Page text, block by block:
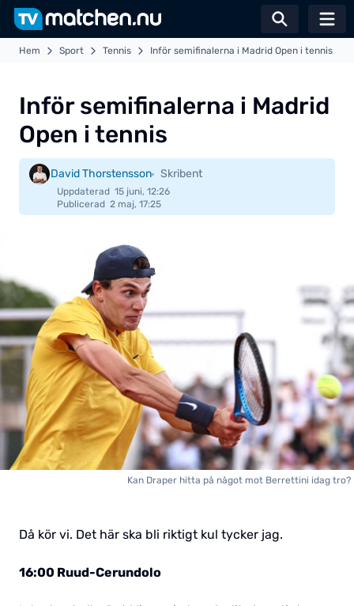
Växla
Hem Sport Tennis Inför semifinalerna i Madrid Open i tennis
Inför semifinalerna i Madrid
Open i tennis
David Thorstensson Skribent
Uppdaterad 15 juni, 12:26
Publicerad 2 maj, 17:25
Kan Draper hitta på något mot Berrettini idag tro?
Då kör vi. Det här ska bli riktigt kul tycker jag.
16:00 Ruud-Cerundolo